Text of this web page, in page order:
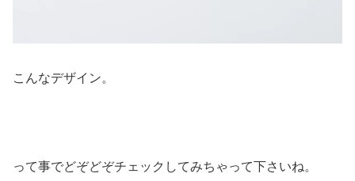
こんなデザイン。
って事でどぞどぞチェックしてみちゃって下さいね。